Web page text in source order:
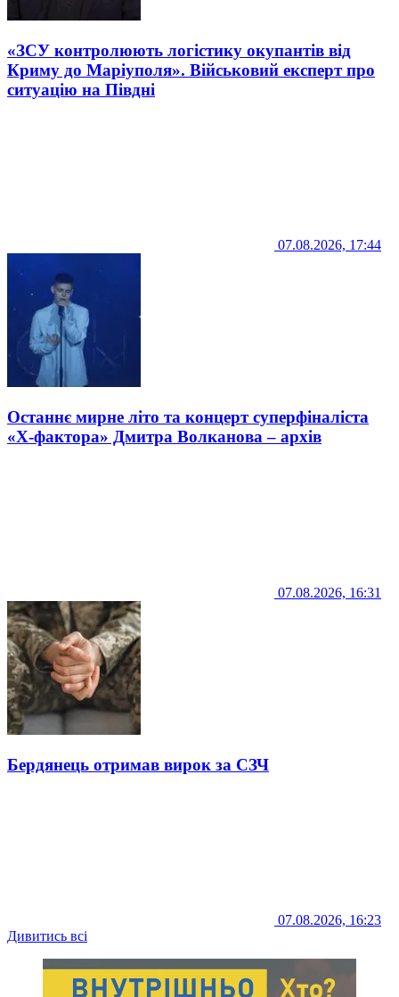
«ЗСУ контролюють логістику окупантів від
Криму до Маріуполя». Військовий експерт про
ситуацію на Півдні
07.08.2026, 17:44
Останнє мирне літо та концерт суперфіналіста
«Х-фактора» Дмитра Волканова – архів
07.08.2026, 16:31
Бердянець отримав вирок за СЗЧ
07.08.2026, 16:23
Дивитись всі